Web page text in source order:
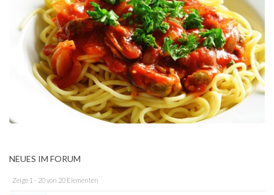
NEUES IM FORUM
Zeige 1 - 20 von 20 Elementen